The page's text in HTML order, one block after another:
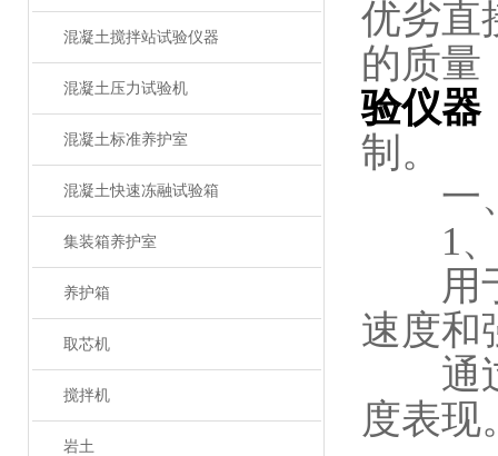
混凝土搅拌站试验仪器
混凝土压力试验机
混凝土标准养护室
混凝土快速冻融试验箱
集装箱养护室
养护箱
取芯机
搅拌机
岩土
优劣直
的质量
验仪器
制。
一、
1、
用于
速度和
通过
度表现